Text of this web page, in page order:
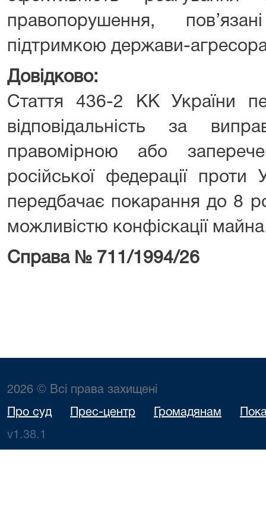
правопорушення,
підтримкою держави-
Довідково:
Стаття 436-2 КК України
відповідальність за
правомірною або
російської федерації проти
передбачає покарання до 8
можливістю конфіскації
Справа № 711/1994/26
2026 © Всі права захищені
Про суд Прес-центр Громадянам
v1.38.1